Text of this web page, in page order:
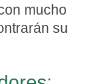
mucho
su